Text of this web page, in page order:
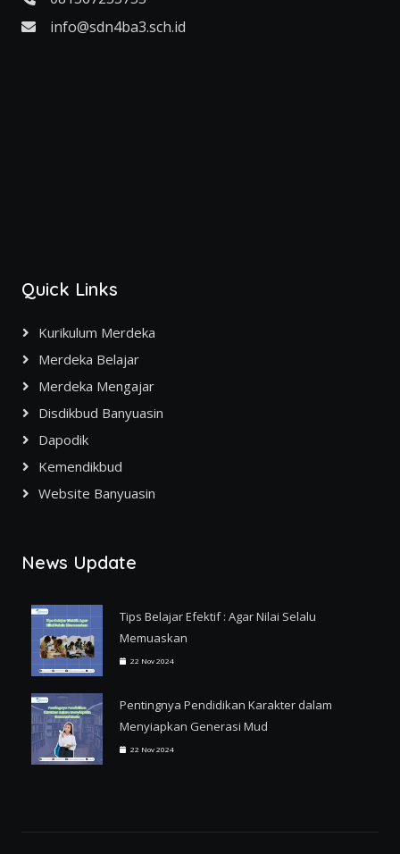
info@sdn4ba3.sch.id
Quick Links
Kurikulum Merdeka
Merdeka Belajar
Merdeka Mengajar
Disdikbud Banyuasin
Dapodik
Kemendikbud
Website Banyuasin
News Update
Tips Belajar Efektif : Agar Nilai Selalu
Memuaskan
22 Nov 2024
Pentingnya Pendidikan Karakter dalam
Menyiapkan Generasi Mud
22 Nov 2024